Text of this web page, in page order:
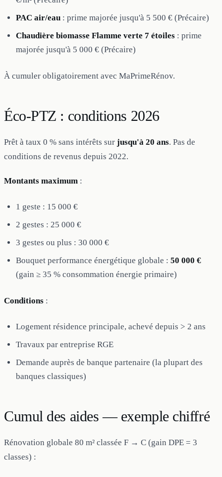
PAC air/eau : prime majorée jusqu'à 5 500 € (Précaire)
Chaudière biomasse Flamme verte 7 étoiles : prime
majorée jusqu'à 5 000 € (Précaire)
À cumuler obligatoirement avec MaPrimeRénov.
Éco-PTZ : conditions 2026
Prêt à taux 0 % sans intérêts sur jusqu'à 20 ans. Pas de
conditions de revenus depuis 2022.
Montants maximum :
1 geste : 15 000 €
2 gestes : 25 000 €
3 gestes ou plus : 30 000 €
Bouquet performance énergétique globale : 50 000 €
(gain ≥ 35 % consommation énergie primaire)
Conditions :
Logement résidence principale, achevé depuis > 2 ans
Travaux par entreprise RGE
Demande auprès de banque partenaire (la plupart des
banques classiques)
Cumul des aides — exemple chiffré
Rénovation globale 80 m² classée F → C (gain DPE = 3
classes) :